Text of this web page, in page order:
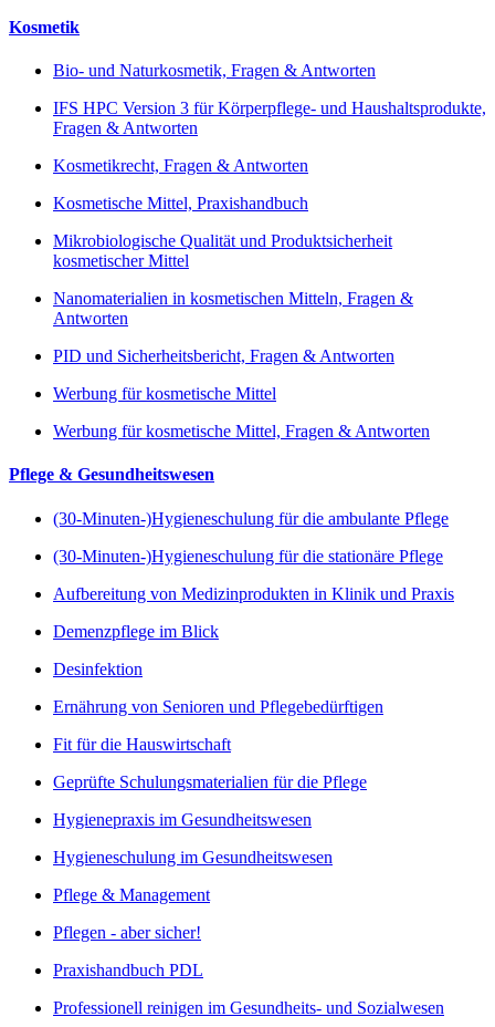
Kosmetik
Bio- und Naturkosmetik, Fragen & Antworten
IFS HPC Version 3 für Körperpflege- und Haushaltsprodukte,
Fragen & Antworten
Kosmetikrecht, Fragen & Antworten
Kosmetische Mittel, Praxishandbuch
Mikrobiologische Qualität und Produktsicherheit
kosmetischer Mittel
Nanomaterialien in kosmetischen Mitteln, Fragen &
Antworten
PID und Sicherheitsbericht, Fragen & Antworten
Werbung für kosmetische Mittel
Werbung für kosmetische Mittel, Fragen & Antworten
Pflege & Gesundheitswesen
(30-Minuten-)Hygieneschulung für die ambulante Pflege
(30-Minuten-)Hygieneschulung für die stationäre Pflege
Aufbereitung von Medizinprodukten in Klinik und Praxis
Demenzpflege im Blick
Desinfektion
Ernährung von Senioren und Pflegebedürftigen
Fit für die Hauswirtschaft
Geprüfte Schulungsmaterialien für die Pflege
Hygienepraxis im Gesundheitswesen
Hygieneschulung im Gesundheitswesen
Pflege & Management
Pflegen - aber sicher!
Praxishandbuch PDL
Professionell reinigen im Gesundheits- und Sozialwesen